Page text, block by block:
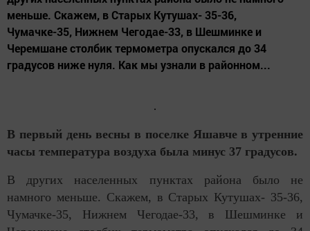
меньше. Скажем, в Старых Кутушах- 35-36,
Чумачке-35, Нижнем Чегодае-33, в Шешминке и
Черемшане столбик термометра опускался до 34
градусов ниже нуля. Как мы узнали в районном...
В первый день весны в поселке Яшавче в утренние
часы температура воздуха была минус 37 градусов.
В других населенных пунктах района было не
намного меньше. Скажем, в Старых Кутушах- 35-36,
Чумачке-35, Нижнем Чегодае-33, в Шешминке и